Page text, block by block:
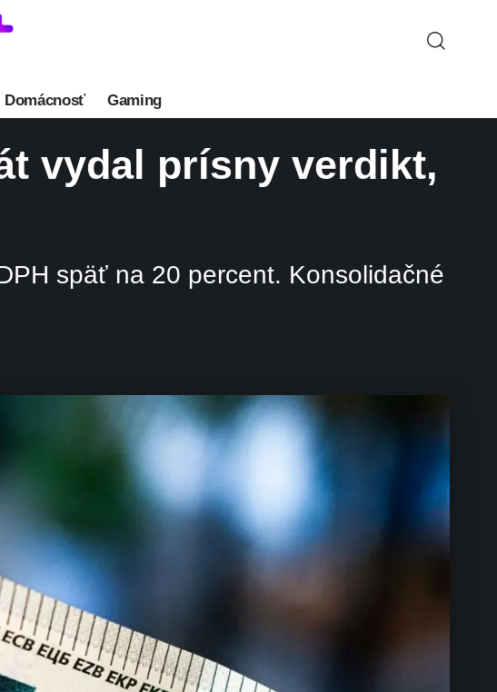
Domácnosť Gaming
vydal prísny verdikt,
späť na 20 percent. Konsolidačné